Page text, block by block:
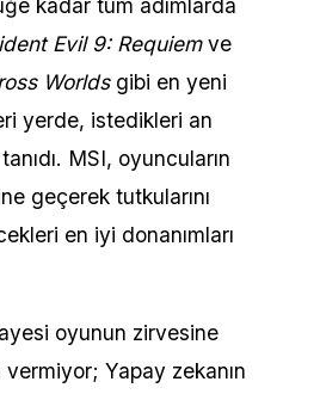
kadar tüm adımlarda
Evil 9: Requiemve
Worlds gibi en yeni
yerde, istedikleri an
MSI, oyuncuların
geçerek tutkularını
en iyi donanımları
oyunun zirvesine
vermiyor; Yapay zekanın